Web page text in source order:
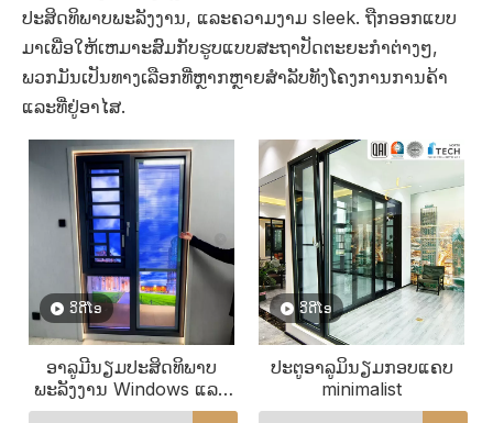
ປະສິດທິພາບພະລັງງານ, ແລະຄວາມງາມ sleek. ຖືກອອກແບບ
ມາເພື່ອໃຫ້ເຫມາະສົມກັບຮູບແບບສະຖາປັດຕະຍະກໍາຕ່າງໆ,
ພວກມັນເປັນທາງເລືອກທີ່ຫຼາກຫຼາຍສໍາລັບທັງໂຄງການການຄ້າ
ແລະທີ່ຢູ່ອາໄສ.
ວິດີໂອ
ອາລູມີນຽມປະສິດທິພາບ
ພະລັງງານ Windows ແລະ
ປະຕູ
ວິດີໂອ
ປະຕູອາລູມິນຽມກອບແຄບ
minimalist